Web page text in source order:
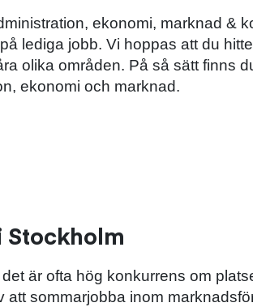
ekonomi, marknad &
lediga jobb. Vi hoppas att du
olika områden. På så sätt finns
ekonomi och marknad.
Stockholm
är ofta hög konkurrens om
sommarjobba inom